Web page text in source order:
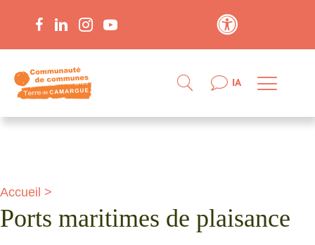
IA
Accueil >
Ports maritimes de plaisance